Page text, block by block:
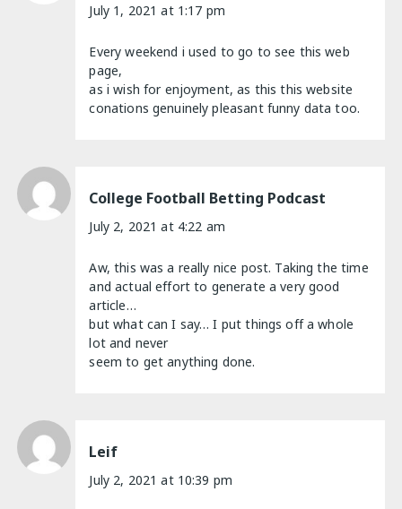
July 1, 2021 at 1:17 pm
Every weekend i used to go to see this web
page,
as i wish for enjoyment, as this this website
conations genuinely pleasant funny data too.
College Football Betting Podcast
July 2, 2021 at 4:22 am
Aw, this was a really nice post. Taking the time
and actual effort to generate a very good
article…
but what can I say… I put things off a whole
lot and never
seem to get anything done.
Leif
July 2, 2021 at 10:39 pm